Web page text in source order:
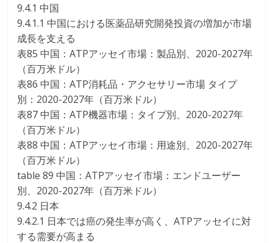
9.4.1 中国
9.4.1.1 中国における医薬品研究開発投資の増加が市場
成長を支える
表85 中国：ATPアッセイ市場：製品別、2020-2027年
（百万米ドル）
表86 中国：ATP消耗品・アクセサリー市場 タイプ
別：2020-2027年（百万米ドル）
表87 中国：ATP機器市場：タイプ別、2020-2027年
（百万米ドル）
表88 中国：ATPアッセイ市場：用途別、2020-2027年
（百万米ドル）
table 89 中国：ATPアッセイ市場：エンドユーザー
別、2020-2027年（百万米ドル）
9.4.2 日本
9.4.2.1 日本では癌の発生率が高く、ATPアッセイに対
する需要が高まる